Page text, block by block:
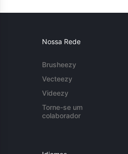
Nossa Rede
Brusheezy
Vecteezy
Videezy
Torne-se um
colaborador